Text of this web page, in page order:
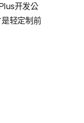
开发公
轻定制前